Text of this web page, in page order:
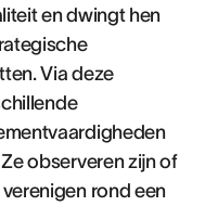
en dwingt hen
Via deze
observeren zijn of
rond een